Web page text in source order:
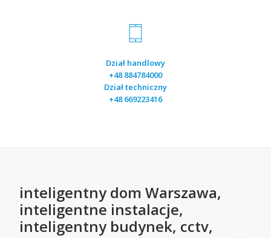
Dział handlowy
+48 884784000
Dział techniczny
+48 669223416
inteligentny dom Warszawa,
inteligentne instalacje,
inteligentny budynek, cctv,